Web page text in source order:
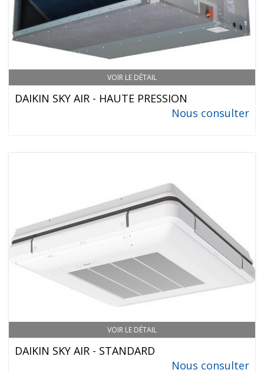
VOIR LE DÉTAIL
DAIKIN SKY AIR - HAUTE PRESSION
Nous consulter
VOIR LE DÉTAIL
DAIKIN SKY AIR - STANDARD
Nous consulter